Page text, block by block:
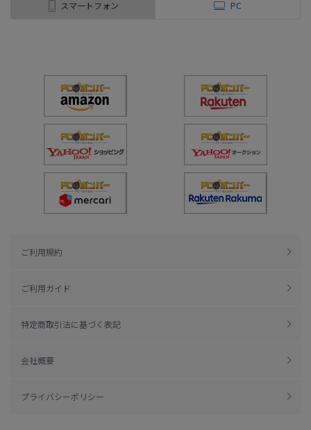
スマートフォン PC
ご利用規約
ご利用ガイド
特定商取引法に基づく表記
会社概要
プライバシーポリシー